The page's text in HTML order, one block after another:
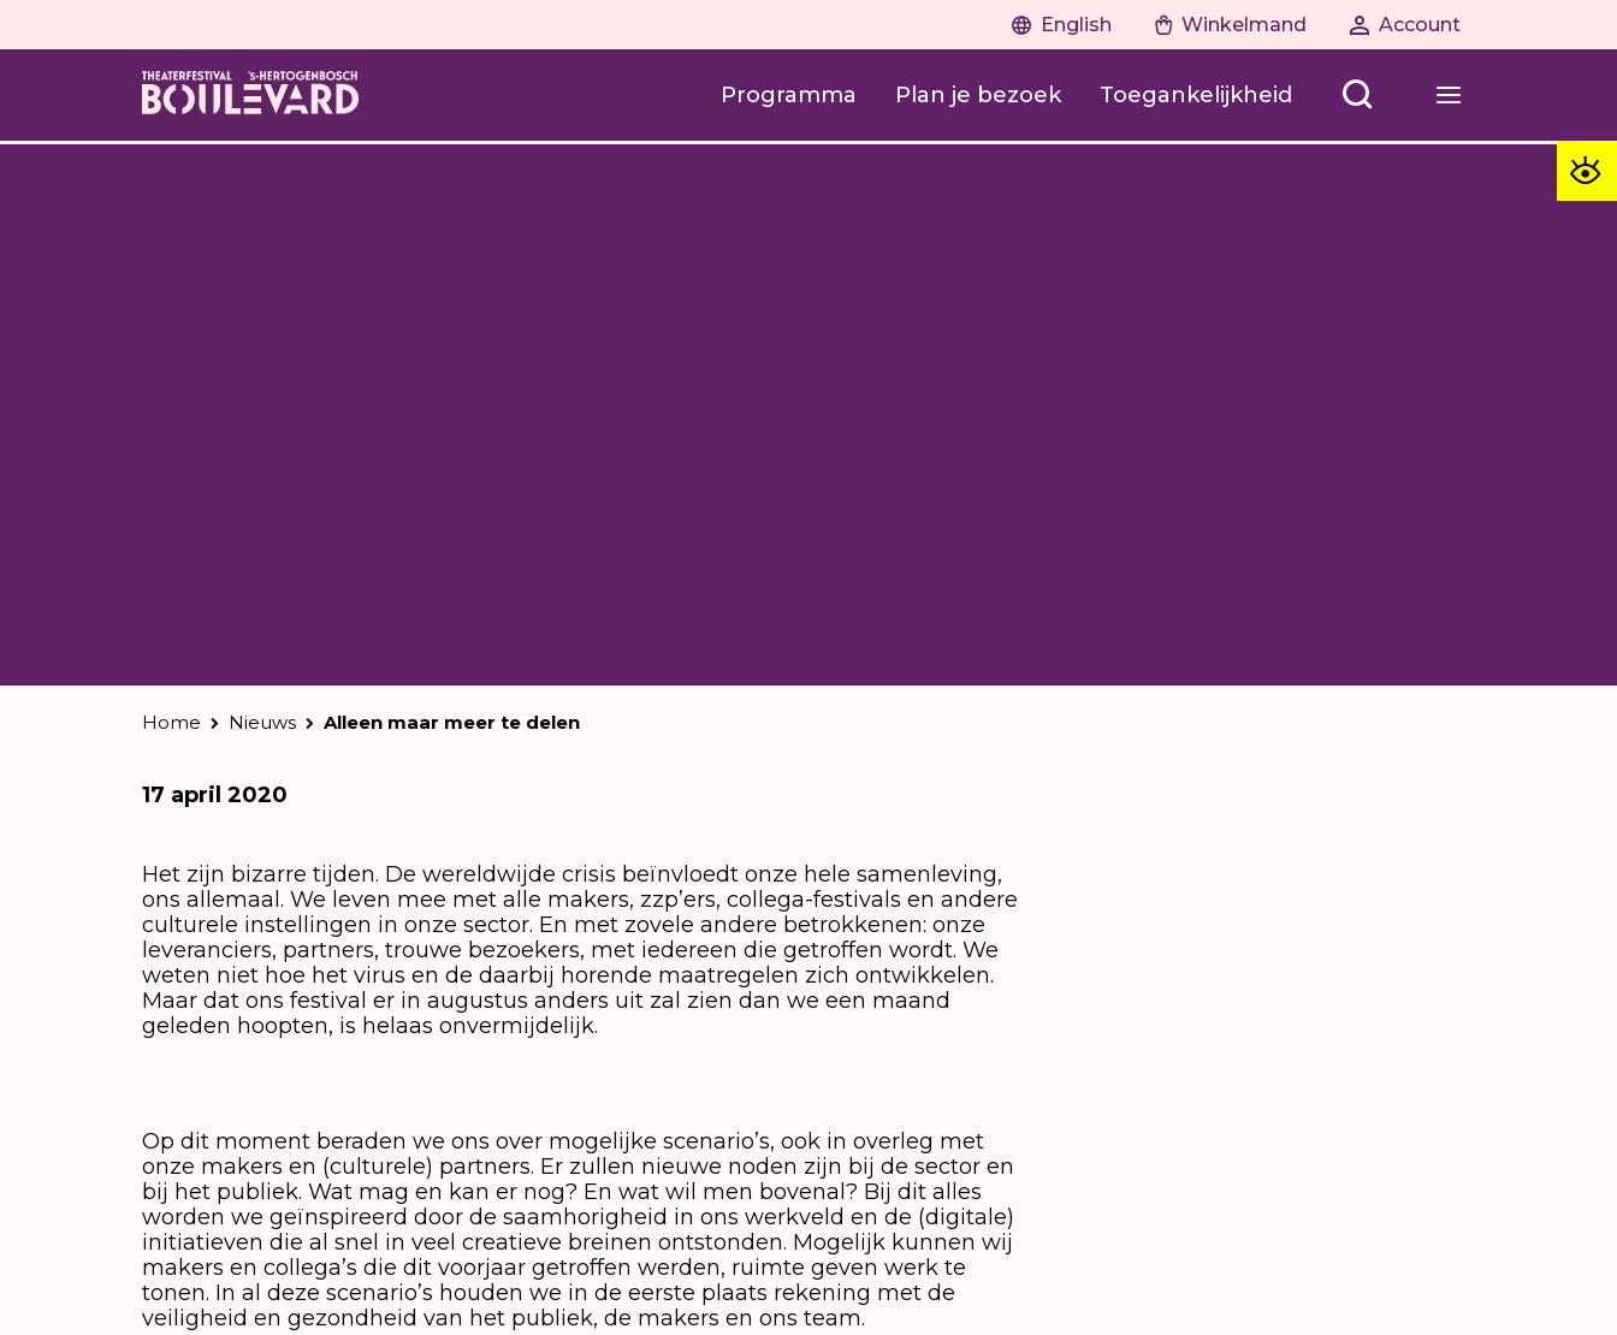
English Winkelmand Account
Programma Plan je bezoek Toegankelijkheid
Home Nieuws Alleen maar meer te delen
17 april 2020
Het zijn bizarre tijden. De wereldwijde crisis beïnvloedt onze hele samenleving,
ons allemaal. We leven mee met alle makers, zzp’ers, collega-festivals en andere
culturele instellingen in onze sector. En met zovele andere betrokkenen: onze
leveranciers, partners, trouwe bezoekers, met iedereen die getroffen wordt. We
weten niet hoe het virus en de daarbij horende maatregelen zich ontwikkelen.
Maar dat ons festival er in augustus anders uit zal zien dan we een maand
geleden hoopten, is helaas onvermijdelijk.
Op dit moment beraden we ons over mogelijke scenario’s, ook in overleg met
onze makers en (culturele) partners. Er zullen nieuwe noden zijn bij de sector en
bij het publiek. Wat mag en kan er nog? En wat wil men bovenal? Bij dit alles
worden we geïnspireerd door de saamhorigheid in ons werkveld en de (digitale)
initiatieven die al snel in veel creatieve breinen ontstonden. Mogelijk kunnen wij
makers en collega’s die dit voorjaar getroffen werden, ruimte geven werk te
tonen. In al deze scenario’s houden we in de eerste plaats rekening met de
veiligheid en gezondheid van het publiek, de makers en ons team.